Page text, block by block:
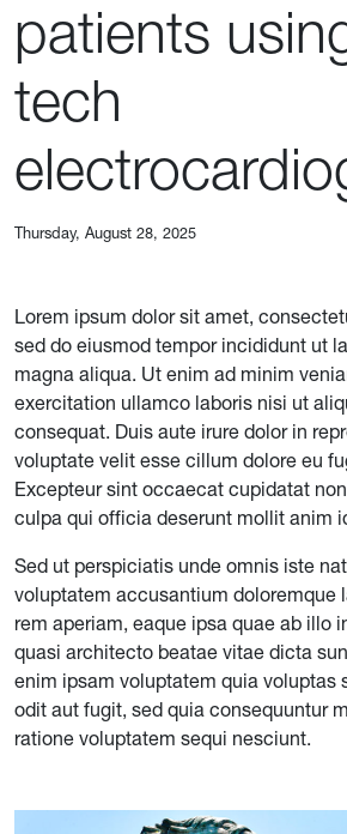
patients
tech
Thursday, August 28, 2025
Lorem ipsum dolor sit amet,
sed do eiusmod tempor incididunt ut
magna aliqua. Ut enim ad minim
exercitation ullamco laboris nisi ut
consequat. Duis aute irure dolor in
voluptate velit esse cillum dolore eu
Excepteur sint occaecat cupidatat
culpa qui officia deserunt mollit anim
Sed ut perspiciatis unde omnis iste
voluptatem accusantium doloremque
rem aperiam, eaque ipsa quae ab illo
quasi architecto beatae vitae dicta
enim ipsam voluptatem quia voluptas
odit aut fugit, sed quia consequuntur
ratione voluptatem sequi nesciunt.